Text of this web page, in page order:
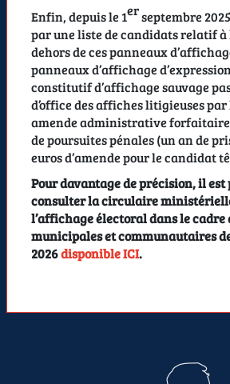
Enfin, depuis le 1erseptembre
par une liste de candidats relatif à
dehors de ces panneaux
panneaux d’affichage
constitutif d’affichage sauvage
d’office des affiches litigieuses par
amende administrative forfaitaire
de poursuites pénales (un an de
euros d’amende pour le candidat
Pour davantage de précision, il est
consulter la circulaire
l’affichage électoral dans le cadre
municipales et communautaires
2026disponible ICI.